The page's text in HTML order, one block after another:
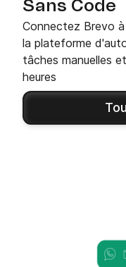
Sans Code
Connectez Brevo
la plateforme
tâches manuelles
heures